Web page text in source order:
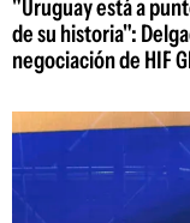
"Uruguay está a
de su historia":
negociación de HIF